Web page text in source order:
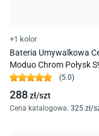
+1 kolor
Bateria Umywalkowa
Moduo Chrom Połysk
(5.0)
288zł/szt
Cena katalogowa: 325 zł/